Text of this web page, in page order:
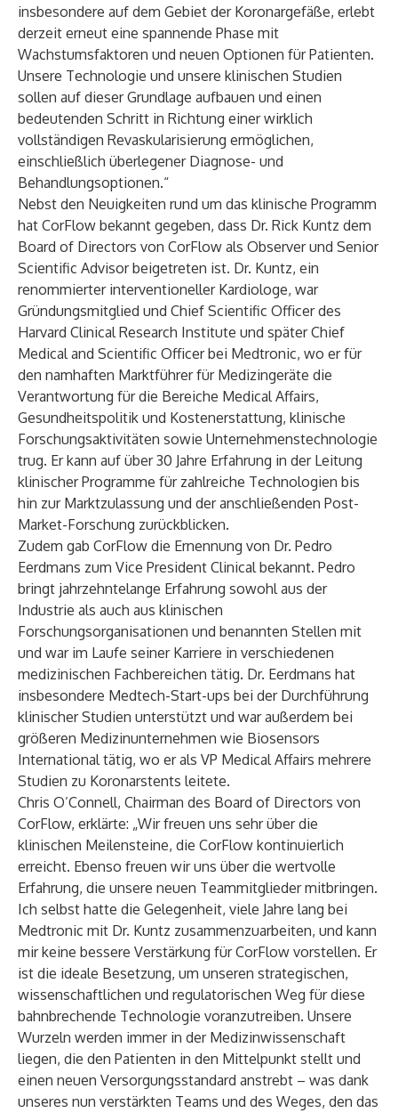
insbesondere auf dem Gebiet der Koronargefäße, erlebt
derzeit erneut eine spannende Phase mit
Wachstumsfaktoren und neuen Optionen für Patienten.
Unsere Technologie und unsere klinischen Studien
sollen auf dieser Grundlage aufbauen und einen
bedeutenden Schritt in Richtung einer wirklich
vollständigen Revaskularisierung ermöglichen,
einschließlich überlegener Diagnose- und
Behandlungsoptionen.“
Nebst den Neuigkeiten rund um das klinische Programm
hat CorFlow bekannt gegeben, dass Dr. Rick Kuntz dem
Board of Directors von CorFlow als Observer und Senior
Scientific Advisor beigetreten ist. Dr. Kuntz, ein
renommierter interventioneller Kardiologe, war
Gründungsmitglied und Chief Scientific Officer des
Harvard Clinical Research Institute und später Chief
Medical and Scientific Officer bei Medtronic, wo er für
den namhaften Marktführer für Medizingeräte die
Verantwortung für die Bereiche Medical Affairs,
Gesundheitspolitik und Kostenerstattung, klinische
Forschungsaktivitäten sowie Unternehmenstechnologie
trug. Er kann auf über 30 Jahre Erfahrung in der Leitung
klinischer Programme für zahlreiche Technologien bis
hin zur Marktzulassung und der anschließenden Post-
Market-Forschung zurückblicken.
Zudem gab CorFlow die Ernennung von Dr. Pedro
Eerdmans zum Vice President Clinical bekannt. Pedro
bringt jahrzehntelange Erfahrung sowohl aus der
Industrie als auch aus klinischen
Forschungsorganisationen und benannten Stellen mit
und war im Laufe seiner Karriere in verschiedenen
medizinischen Fachbereichen tätig. Dr. Eerdmans hat
insbesondere Medtech-Start-ups bei der Durchführung
klinischer Studien unterstützt und war außerdem bei
größeren Medizinunternehmen wie Biosensors
International tätig, wo er als VP Medical Affairs mehrere
Studien zu Koronarstents leitete.
Chris O’Connell, Chairman des Board of Directors von
CorFlow, erklärte: „Wir freuen uns sehr über die
klinischen Meilensteine, die CorFlow kontinuierlich
erreicht. Ebenso freuen wir uns über die wertvolle
Erfahrung, die unsere neuen Teammitglieder mitbringen.
Ich selbst hatte die Gelegenheit, viele Jahre lang bei
Medtronic mit Dr. Kuntz zusammenzuarbeiten, und kann
mir keine bessere Verstärkung für CorFlow vorstellen. Er
ist die ideale Besetzung, um unseren strategischen,
wissenschaftlichen und regulatorischen Weg für diese
bahnbrechende Technologie voranzutreiben. Unsere
Wurzeln werden immer in der Medizinwissenschaft
liegen, die den Patienten in den Mittelpunkt stellt und
einen neuen Versorgungsstandard anstrebt – was dank
unseres nun verstärkten Teams und des Weges, den das